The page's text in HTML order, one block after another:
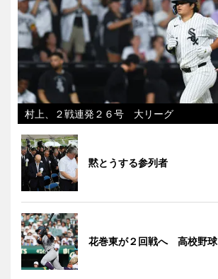
村上、２戦連発２６号 大リーグ
黙とうする参列者
花巻東が２回戦へ 高校野球